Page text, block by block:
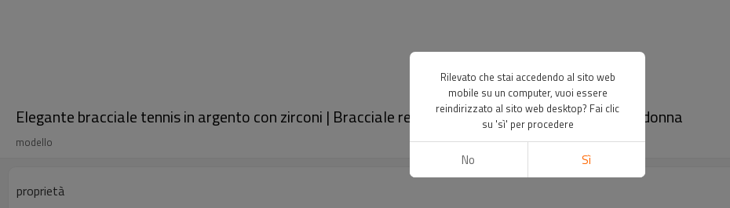
Elegante bracciale tennis in argento con zirconi | Bracciale regolabile in argento sterling 925 per donna
modello
proprietà
Rilevato che stai accedendo al sito web
mobile su un computer, vuoi essere
reindirizzato al sito web desktop? Fai clic
su 'sì' per procedere
No Sì